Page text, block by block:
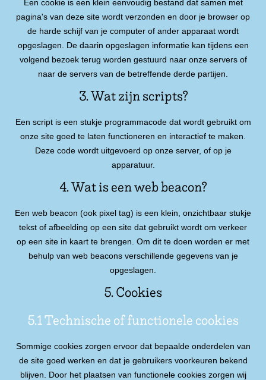
Een cookie is een klein eenvoudig bestand dat samen met
pagina's van deze site wordt verzonden en door je browser op
de harde schijf van je computer of ander apparaat wordt
opgeslagen. De daarin opgeslagen informatie kan tijdens een
volgend bezoek terug worden gestuurd naar onze servers of
naar de servers van de betreffende derde partijen.
3. Wat zijn scripts?
Een script is een stukje programmacode dat wordt gebruikt om
onze site goed te laten functioneren en interactief te maken.
Deze code wordt uitgevoerd op onze server, of op je
apparatuur.
4. Wat is een web beacon?
Een web beacon (ook pixel tag) is een klein, onzichtbaar stukje
tekst of afbeelding op een site dat gebruikt wordt om verkeer
op een site in kaart te brengen. Om dit te doen worden er met
behulp van web beacons verschillende gegevens van je
opgeslagen.
5. Cookies
5.1 Technische of functionele cookies
Sommige cookies zorgen ervoor dat bepaalde onderdelen van
de site goed werken en dat je gebruikers voorkeuren bekend
blijven. Door het plaatsen van functionele cookies zorgen wij